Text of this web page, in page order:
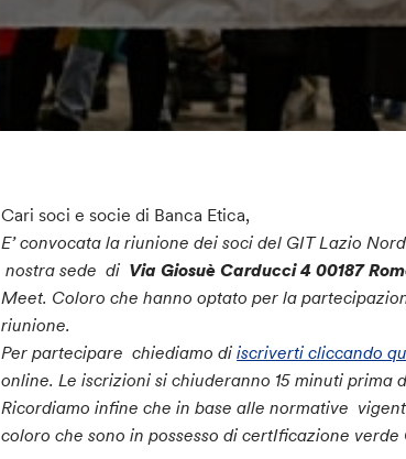
Cari soci e socie di Banca Etica,
E’ convocata la riunione dei soci del GIT Lazio
nostra sede di Via Giosuè Carducci 400187
Meet. Coloro che hanno optato per la
riunione.
Per partecipare chiediamo diiscriverti cliccando
online. Le iscrizioni si chiuderanno 15 minuti prima
Ricordiamo infine che in base alle normative
coloro che sono in possesso di certIficazione verde